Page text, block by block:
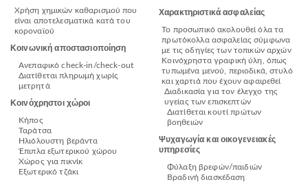
Χρήση χημικών καθαρισμού που
είναι αποτελεσματικά κατά του
κοροναϊού
Κοινωνική αποστασιοποίηση
Ανεπαφικό check-in/check-out
Διατίθεται πληρωμή χωρίς
μετρητά
Κοινόχρηστοι χώροι
Κήπος
Ταράτσα
Ηλιόλουστη βεράντα
Έπιπλα εξωτερικού χώρου
Χώρος για πικνίκ
Εξωτερικό τζάκι
Χαρακτηριστικά ασφαλείας
Το προσωπικό ακολουθεί όλα τα
πρωτόκολλα ασφαλείας σύμφωνα
με τις οδηγίες των τοπικών αρχών
Κοινόχρηστα γραφική ύλη, όπως
τυπωμένα μενού, περιοδικά, στυλό
και χαρτιά που έχουν αφαιρεθεί
Διαδικασία για τον έλεγχο της
υγείας των επισκεπτών
Διατίθεται κουτί πρώτων
βοηθειών
Ψυχαγωγία και οικογενειακές
υπηρεσίες
Φύλαξη βρεφών/παιδιών
Βραδινή διασκέδαση